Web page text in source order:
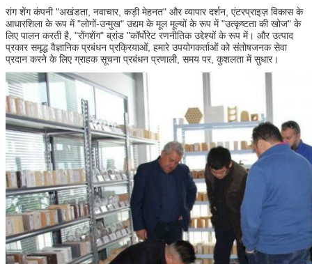
प्रस्तुत
रांग शेंग कंपनी "अखंडता, नवाचार, कड़ी मेहनत" और व्यापार दर्शन, एंटरप्राइज़ विकास के
आधारशिला के रूप में "लोगों-उन्मुख" उद्यम के मूल मूल्यों के रूप में "उत्कृष्टता की खोज" के
लिए पालन करती है, "रोंगशेंग" ब्रांड "कॉर्पोरेट रणनीतिक उद्देश्यों के रूप में। और उत्पाद
प्रकार समृद्ध वैज्ञानिक प्रबंधन प्रक्रियाओं, हमारे उपयोगकर्ताओं को संतोषजनक सेवा
प्रदान करने के लिए ग्राहक सूचना प्रबंधन प्रणाली, समय पर, कुशलता में सुधार।